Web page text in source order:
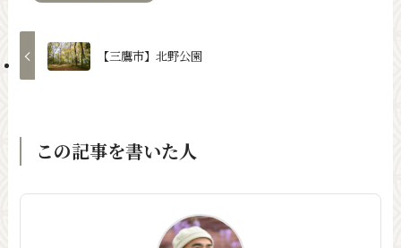
【三鷹市】北野公園
この記事を書いた人